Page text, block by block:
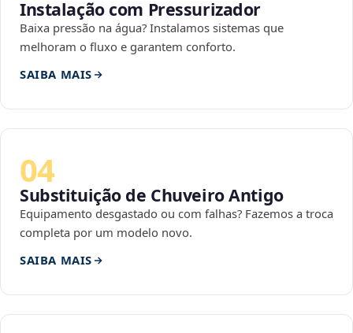
Instalação com Pressurizador
Baixa pressão na água? Instalamos sistemas que
melhoram o fluxo e garantem conforto.
SAIBA MAIS
04
Substituição de Chuveiro Antigo
Equipamento desgastado ou com falhas? Fazemos a troca
completa por um modelo novo.
SAIBA MAIS